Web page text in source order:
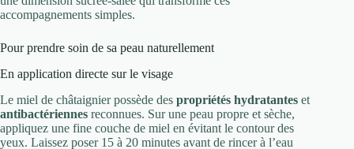
accompagnements simples.
Pour prendre soin de sa peau naturellement
En application directe sur le visage
Le miel de châtaignier possède des propriétés hydratantes et
antibactériennes reconnues. Sur une peau propre et sèche,
appliquez une fine couche de miel en évitant le contour des
yeux. Laissez poser 15 à 20 minutes avant de rincer à l’eau